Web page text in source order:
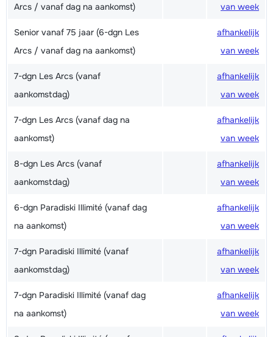
Arcs / vanaf dag na aankomst)
van week
Senior vanaf 75 jaar (6-dgn Les
Arcs / vanaf dag na aankomst)
afhankelijk
van week
7-dgn Les Arcs (vanaf
aankomstdag)
afhankelijk
van week
7-dgn Les Arcs (vanaf dag na
aankomst)
afhankelijk
van week
8-dgn Les Arcs (vanaf
aankomstdag)
afhankelijk
van week
6-dgn Paradiski Illimité (vanaf dag
na aankomst)
afhankelijk
van week
7-dgn Paradiski Illimité (vanaf
aankomstdag)
afhankelijk
van week
7-dgn Paradiski Illimité (vanaf dag
na aankomst)
afhankelijk
van week